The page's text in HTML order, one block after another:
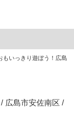
もいっきり遊ぼう！広島
/ 広島市安佐南区 /